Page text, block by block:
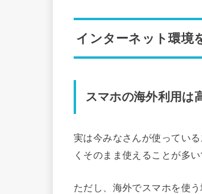
インターネット環境
スマホの海外利用は
実は今みなさんが使ってい
くそのまま使えることが多い
ただし、海外でスマホを使